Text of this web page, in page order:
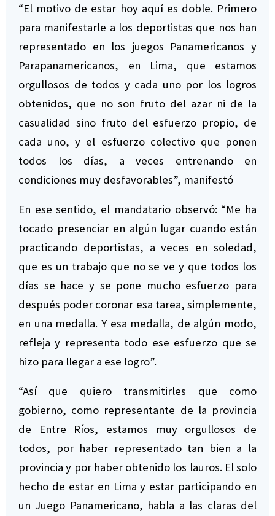
“El motivo de estar hoy aquí es doble. Primero
para manifestarle a los deportistas que nos han
representado en los juegos Panamericanos y
Parapanamericanos, en Lima, que estamos
orgullosos de todos y cada uno por los logros
obtenidos, que no son fruto del azar ni de la
casualidad sino fruto del esfuerzo propio, de
cada uno, y el esfuerzo colectivo que ponen
todos los días, a veces entrenando en
condiciones muy desfavorables”, manifestó
En ese sentido, el mandatario observó: “Me ha
tocado presenciar en algún lugar cuando están
practicando deportistas, a veces en soledad,
que es un trabajo que no se ve y que todos los
días se hace y se pone mucho esfuerzo para
después poder coronar esa tarea, simplemente,
en una medalla. Y esa medalla, de algún modo,
refleja y representa todo ese esfuerzo que se
hizo para llegar a ese logro”.
“Así que quiero transmitirles que como
gobierno, como representante de la provincia
de Entre Ríos, estamos muy orgullosos de
todos, por haber representado tan bien a la
provincia y por haber obtenido los lauros. El solo
hecho de estar en Lima y estar participando en
un Juego Panamericano, habla a las claras del